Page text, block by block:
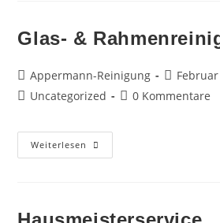
Glas- &
Beitrags-
Autor:
Appermann-Reinigung
Beitrag
Beitrags-
Uncategorized
Beitrags-
0 Kommentare
Weiterlesen Glas-
&